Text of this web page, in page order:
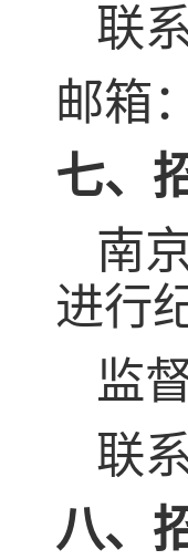
联
邮箱：
七、
南
进行
监
联
八、